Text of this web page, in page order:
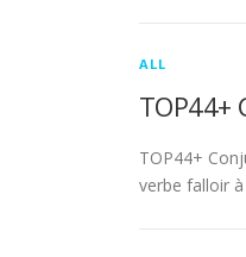
ALL
TOP44+
TOP44+
verbe falloir